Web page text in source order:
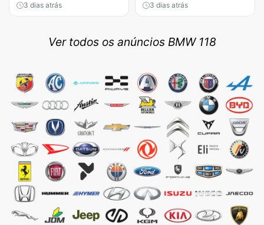
3 dias atrás 3 dias atrás
Ver todos os anúncios BMW 118